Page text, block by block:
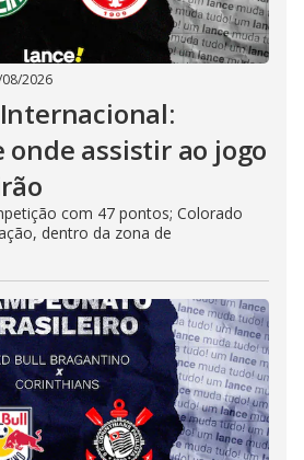
2026
onde assistir ao jogo
com 47 pontos; Colorado
dentro da zona de